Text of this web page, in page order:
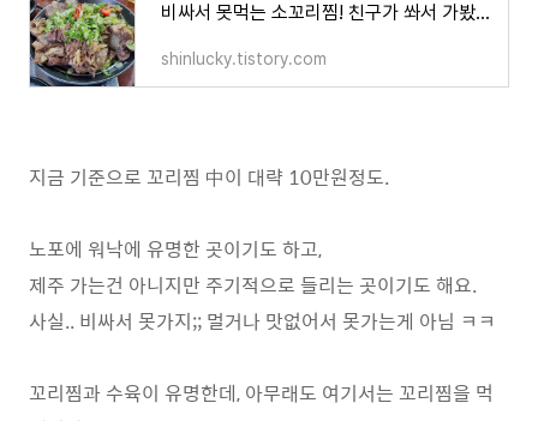
비싸서 못먹는 소꼬리찜! 친구가 쏴서 가봤습니다! 동작구 전통 맛집 등나무집!
shinlucky.tistory.com
지금 기준으로 꼬리찜 中이 대략 10만원정도.
노포에 워낙에 유명한 곳이기도 하고,
제주 가는건 아니지만 주기적으로 들리는 곳이기도 해요.
사실.. 비싸서 못가지;; 멀거나 맛없어서 못가는게 아님 ㅋㅋ
꼬리찜과 수육이 유명한데, 아무래도 여기서는 꼬리찜을 먹